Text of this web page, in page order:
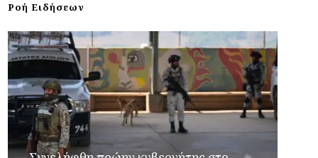
Ροή Ειδήσεων